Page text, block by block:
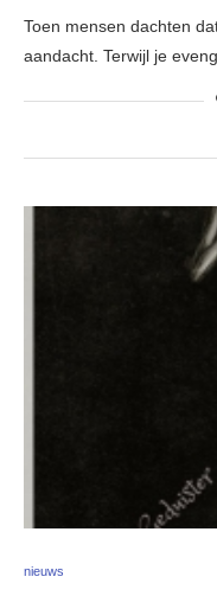
Toen mensen dachten
aandacht. Terwijl je
nieuws